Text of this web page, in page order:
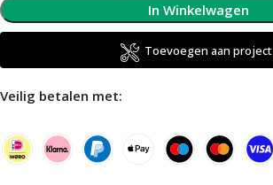
In Winkelwagen
Toevoegen aan project
Veilig betalen met: